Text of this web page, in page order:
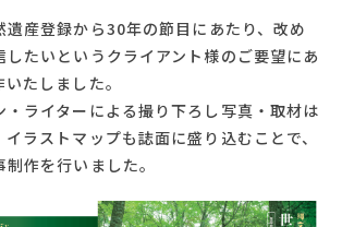
遺産登録から30年の節目にあたり、改め
したいというクライアント様のご要望にあ
たしました。
・ライターによる撮り下ろし写真・取材は
ラストマップも誌面に盛り込むことで、
作を行いました。